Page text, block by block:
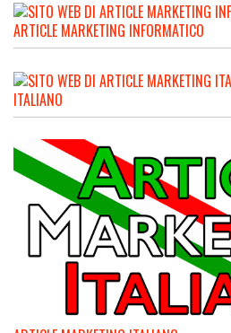
ARTICLE MARKETING INFORMATICO
ITALIANO